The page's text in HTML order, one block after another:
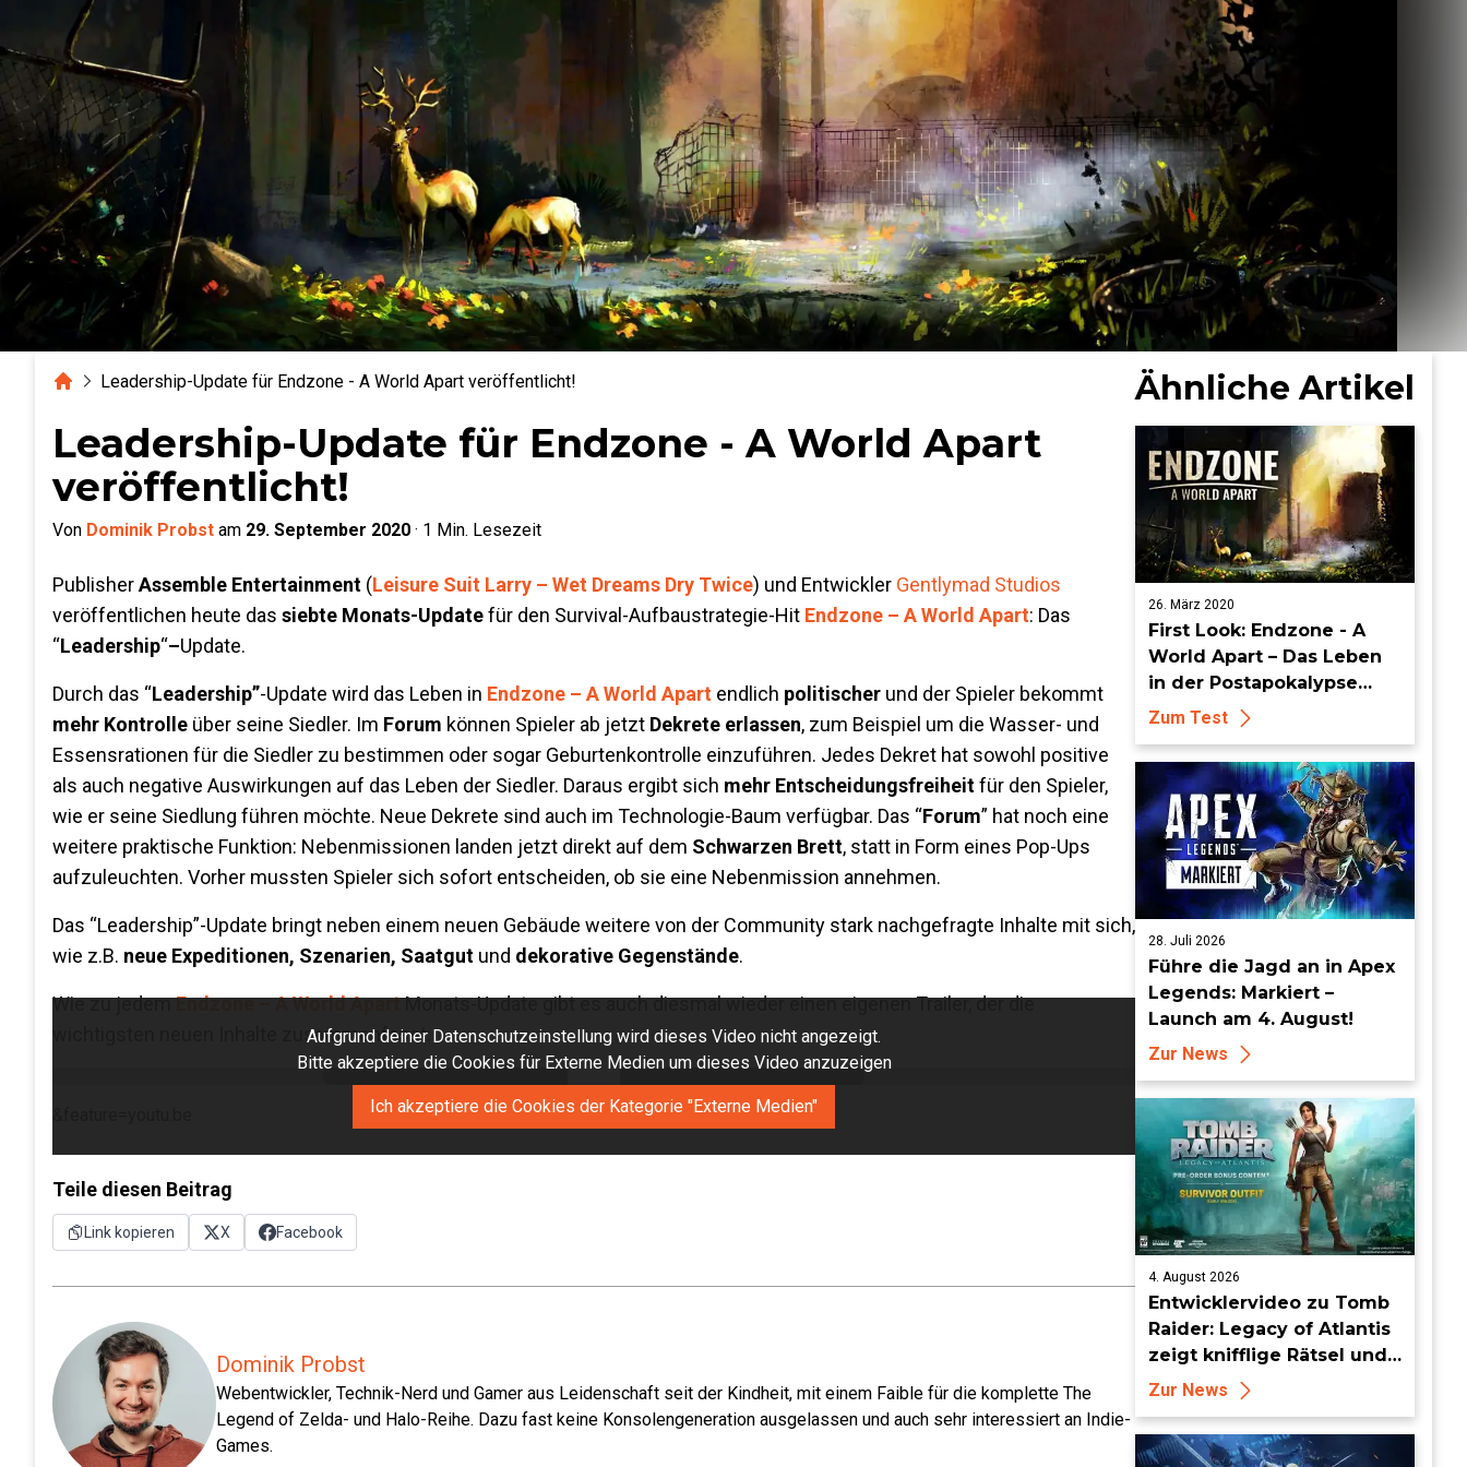
HomeLeadership-Update für Endzone - A World Apart veröffentlicht!
Leadership-Update für Endzone - A World Apart
veröffentlicht!
Von Dominik Probst am 29. September 2020 · 1 Min. Lesezeit
PublisherAssemble Entertainment (Leisure Suit Larry – Wet Dreams Dry Twice) und Entwickler Gentlymad Studios
veröffentlichen heute das siebte Monats-Updatefür den Survival-Aufbaustrategie-Hit Endzone – A World Apart: Das
“Leadership“–Update.
Durch das “Leadership”-Update wird das Leben in Endzone – A World Apart endlich politischer und der Spieler bekommt
mehr Kontrolle über seine Siedler. Im Forum können Spieler ab jetzt Dekrete erlassen, zum Beispiel um die Wasser- und
Essensrationen für die Siedler zu bestimmen oder sogar Geburtenkontrolle einzuführen. Jedes Dekret hat sowohl positive
als auch negative Auswirkungen auf das Leben der Siedler. Daraus ergibt sich mehr Entscheidungsfreiheitfür den Spieler,
wie er seine Siedlung führen möchte. Neue Dekrete sind auch im Technologie-Baum verfügbar. Das “Forum” hat noch eine
weitere praktische Funktion: Nebenmissionen landen jetzt direkt auf dem Schwarzen Brett, statt in Form eines Pop-Ups
aufzuleuchten. Vorher mussten Spieler sich sofort entscheiden, ob sie eine Nebenmission annehmen.
Das “Leadership”-Update bringt neben einem neuen Gebäude weitere von der Community stark nachgefragte Inhalte mit sich,
wie z.B. neue Expeditionen, Szenarien, Saatgut und dekorative Gegenstände.
Wie zu jedemEndzone – A World ApartMonats-Update gibt es auch diesmal wieder einen eigenen Trailer, der die
wichtigsten neuen Inhalte zusammenfasst:Aufgrund deiner Datenschutzeinstellung wird dieses Video nicht angezeigt.
Bitte akzeptiere die Cookies für Externe Medien um dieses Video anzuzeigen
Ich akzeptiere die Cookies der Kategorie "Externe Medien"
Teile diesen Beitrag
Link kopieren X Facebook
Dominik Probst
Webentwickler, Technik-Nerd und Gamer aus Leidenschaft seit der Kindheit, mit einem Faible für die komplette The
Legend of Zelda- und Halo-Reihe. Dazu fast keine Konsolengeneration ausgelassen und auch sehr interessiert an Indie-
Games.
Ähnliche Artikel
26. März 2020
First Look: Endzone - A
World Apart – Das Leben
in der Postapokalypse
strukturieren
Zum Test
28. Juli 2026
Führe die Jagd an in Apex
Legends: Markiert –
Launch am 4. August!
Zur News
4. August 2026
Entwicklervideo zu Tomb
Raider: Legacy of Atlantis
zeigt knifflige Rätsel und
tückische Fallen
Zur News